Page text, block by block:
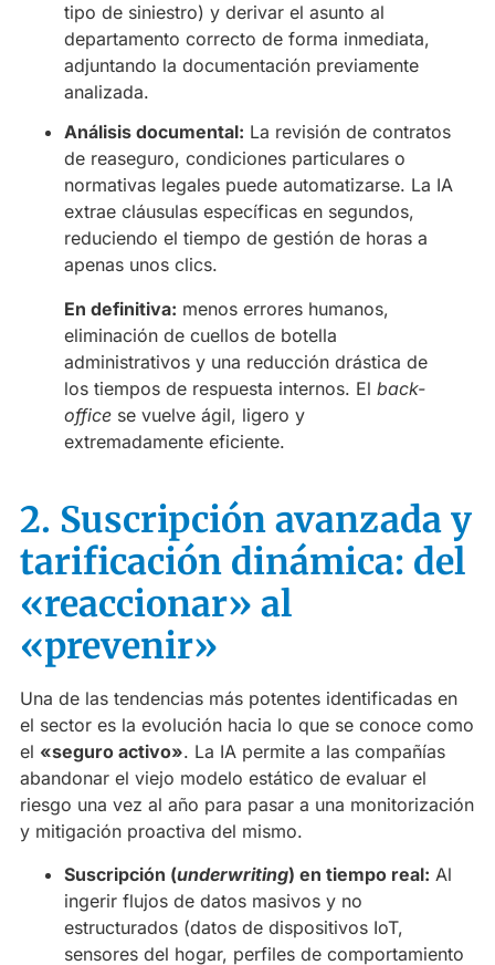
tipo de siniestro) y derivar el asunto al
departamento correcto de forma inmediata,
adjuntando la documentación previamente
analizada.
Análisis documental: La revisión de contratos
de reaseguro, condiciones particulares o
normativas legales puede automatizarse. La IA
extrae cláusulas específicas en segundos,
reduciendo el tiempo de gestión de horas a
apenas unos clics.
En definitiva: menos errores humanos,
eliminación de cuellos de botella
administrativos y una reducción drástica de
los tiempos de respuesta internos. El back-
office se vuelve ágil, ligero y
extremadamente eficiente.
2. Suscripción avanzada y
tarificación dinámica: del
«reaccionar» al
«prevenir»
Una de las tendencias más potentes identificadas en
el sector es la evolución hacia lo que se conoce como
el «seguro activo». La IA permite a las compañías
abandonar el viejo modelo estático de evaluar el
riesgo una vez al año para pasar a una monitorización
y mitigación proactiva del mismo.
Suscripción (underwriting) en tiempo real: Al
ingerir flujos de datos masivos y no
estructurados (datos de dispositivos IoT,
sensores del hogar, perfiles de comportamiento